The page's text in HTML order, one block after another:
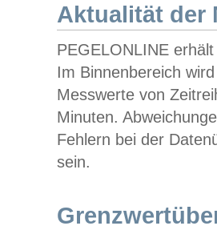
Aktualität der
PEGELONLINE
Im Binnenbereich
Messwerte von
Minuten.
Fehlern bei der
sein.